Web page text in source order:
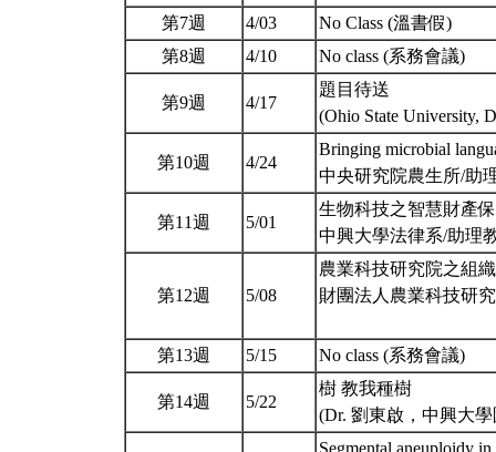
第7週
4/03
No Class (溫書假)
第8週
4/10 No class (系務會議)
第9週 4/17
題目待送
(Ohio State University,
第10週 4/24
Bringing microbial
中央研究院農生所/助
第11週 5/01
生物科技之智慧財產
中興大學法律系/助理
第12週 5/08
農業科技研究院之組
財團法人農業科技研
第13週 5/15 No class (系務會議)
第14週 5/22
樹 教我種樹
(Dr. 劉東啟，中興大
Segmental aneuploidy in